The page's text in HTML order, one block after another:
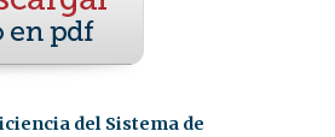
del Sistema de